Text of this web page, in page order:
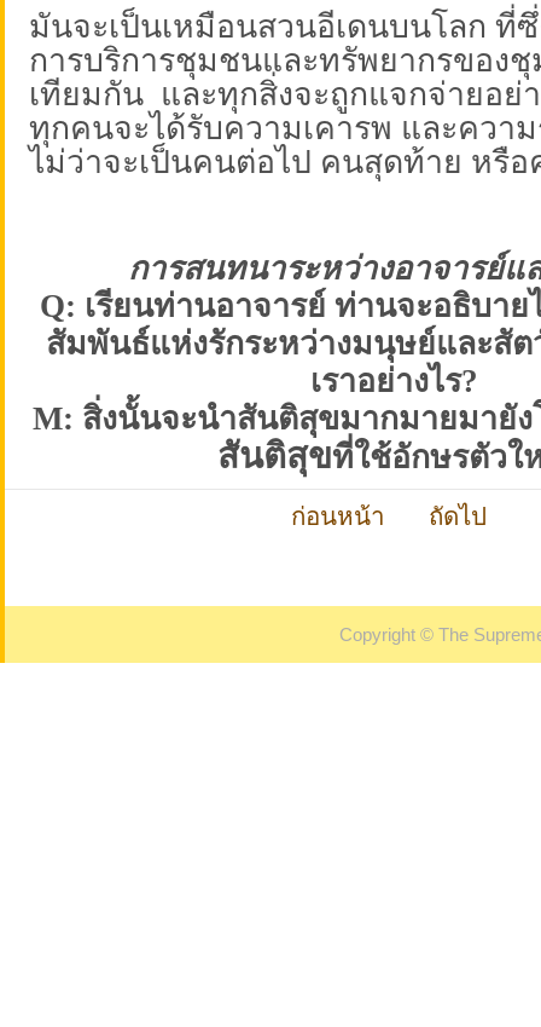
มันจะเป็นเหมือนสวนอีเดนบนโลก ที่
การบริการชุมชนและทรัพยากรของชุ
เทียมกัน และทุกสิ่งจะถูกแจกจ่ายอย่
ทุกคนจะได้รับความเคารพ และควา
ไม่ว่าจะเป็นคนต่อไป คนสุดท้าย หรื
การสนทนาระหว่างอาจารย์แ
Q: เรียนท่านอาจารย์ ท่านจะอธิบา
สัมพันธ์แห่งรักระหว่างมนุษย์และสั
เราอย่างไร?
M: สิ่งนั้นจะนำสันติสุขมากมายมายั
สันติสุขที่ใช้อักษรตัวใ
ก่อนหน้า ถัดไป
Copyright © The